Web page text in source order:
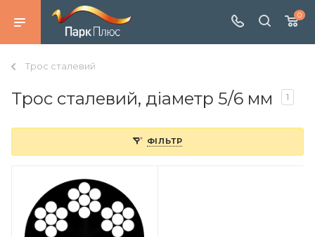
0
Трос сталевий
Трос сталевий, діаметр 5/6 мм 1
ФІЛЬТР